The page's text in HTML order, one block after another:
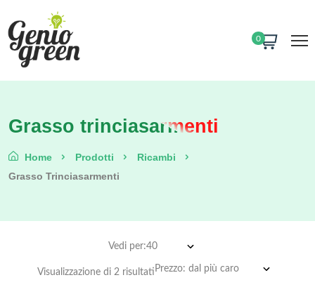
0
Grasso trinciasarmenti
Home Prodotti
Ricambi
Grasso Trinciasarmenti
Vedi per:
Visualizzazione di 2 risultati